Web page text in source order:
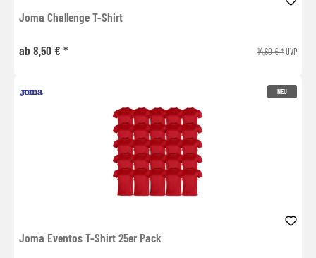
Joma Challenge T-Shirt
ab 8,50 € * 14,60 € *UVP
NEU
Joma Eventos T-Shirt 25er Pack